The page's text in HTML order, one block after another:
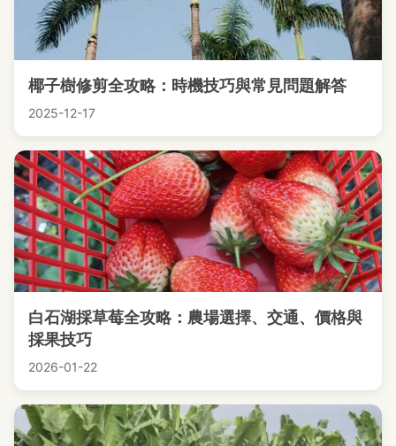
椰子樹修剪全攻略：時機技巧與常見問題解答
2025-12-17
白石湖採草莓全攻略：農場選擇、交通、價格與
採果技巧
2026-01-22